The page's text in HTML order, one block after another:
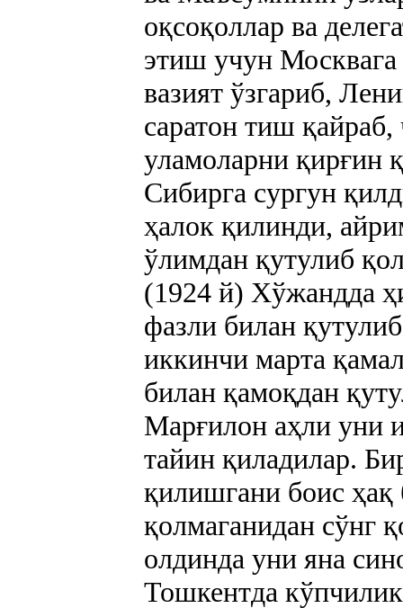
оқсоқоллар ва
этиш учун
вазият ўзгариб,
саратон тиш
уламоларни қирғин
Сибирга сургун
ҳалок қилинди,
ўлимдан қутулиб
(1924 й) Хўжандда
фазли билан
иккинчи марта
билан қамоқдан
Марғилон аҳли уни
тайин қиладилар.
қилишгани боис
қолмаганидан сўнг
олдинда уни яна
Тошкентда